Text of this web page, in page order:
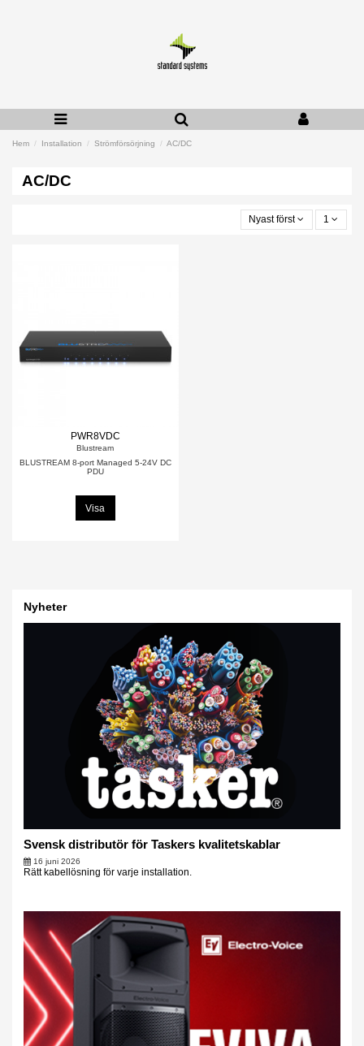
Hem Installation Strömförsörjning AC/DC
AC/DC
Nyast först 1
PWR8VDC
Blustream
BLUSTREAM 8-port Managed 5-24V DC
PDU
Visa
Nyheter
Svensk distributör för Taskers kvalitetskablar
16 juni 2026
Rätt kabellösning för varje installation.